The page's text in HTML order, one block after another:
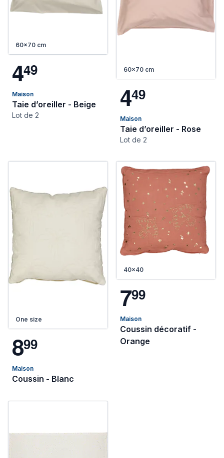
60x70 cm
449
Maison
Taie d’oreiller - Beige
Lot de 2
60x70 cm
449
Maison
Taie d’oreiller - Rose
Lot de 2
One size
899
Maison
Coussin - Blanc
40x40
799
Maison
Coussin décoratif -
Orange